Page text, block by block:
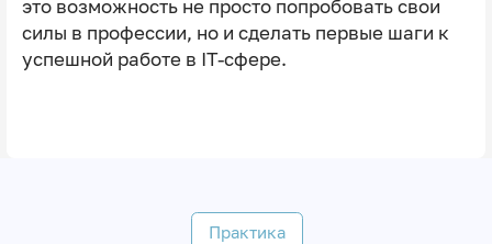
это возможность не просто попробовать свои
силы в профессии, но и сделать первые шаги к
успешной работе в IT-сфере.
Практика